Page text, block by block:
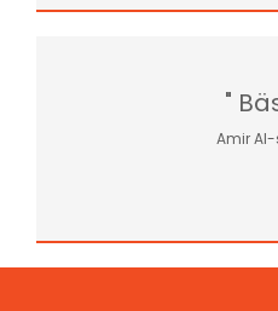
"
Amir